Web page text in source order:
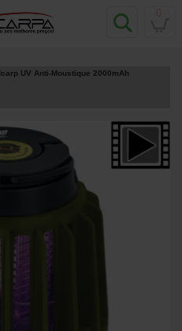
UV Anti-Moustique 2000mAh